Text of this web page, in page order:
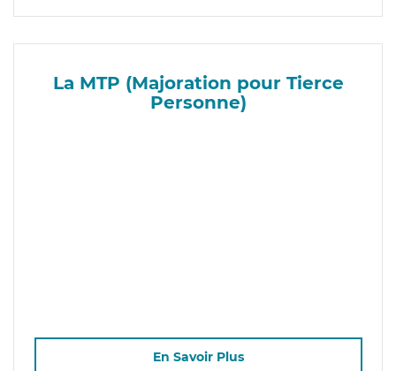
La MTP (Majoration pour Tierce
Personne)
En Savoir Plus